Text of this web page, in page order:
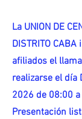
La UNION DE
DISTRITO
afiliados el
realizarse el día
2026 de 08:00
Presentación